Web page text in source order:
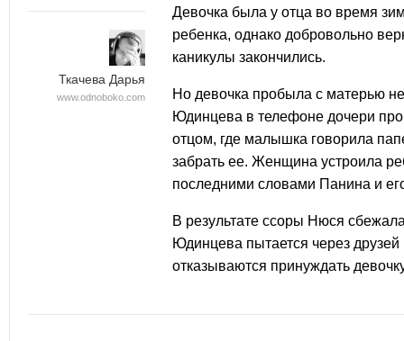
Ткачева Дарья
www.odnoboko.com
Девочка была у отца во время
ребенка, однако добровольно
каникулы закончились.
Но девочка пробыла с матерью
Юдинцева в телефоне дочери
отцом, где малышка говорила
забрать ее. Женщина устроила
последними словами Панина и
В результате ссоры Нюся
Юдинцева пытается через друзей
отказываются принуждать